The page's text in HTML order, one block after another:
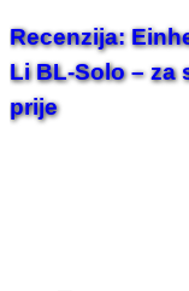
Recenzija:
Li BL-Solo – za
prije